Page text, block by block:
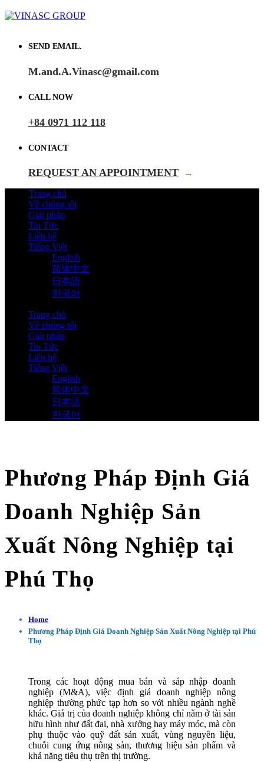
SEND EMAIL.
M.and.A.Vinasc@gmail.com
CALL NOW
+84 0971 112 118
CONTACT
REQUEST AN APPOINTMENT →
Trang chủ
Về chúng tôi
Giải pháp
Tin Tức
Liên hệ
Tiếng Việt
English
简体中文
日本語
한국어
Trang chủ
Về chúng tôi
Giải pháp
Tin Tức
Liên hệ
Tiếng Việt
English
简体中文
日本語
한국어
Phương Pháp Định Giá
Doanh Nghiệp Sản
Xuất Nông Nghiệp tại
Phú Thọ
Home
Phương Pháp Định Giá Doanh Nghiệp Sản Xuất Nông Nghiệp tại Phú
Thọ
Trong các hoạt động mua bán và sáp nhập doanh
nghiệp (M&A), việc định giá doanh nghiệp nông
nghiệp thường phức tạp hơn so với nhiều ngành nghề
khác. Giá trị của doanh nghiệp không chỉ nằm ở tài sản
hữu hình như đất đai, nhà xưởng hay máy móc, mà còn
phụ thuộc vào quỹ đất sản xuất, vùng nguyên liệu,
chuỗi cung ứng nông sản, thương hiệu sản phẩm và
khả năng tiêu thụ trên thị trường.